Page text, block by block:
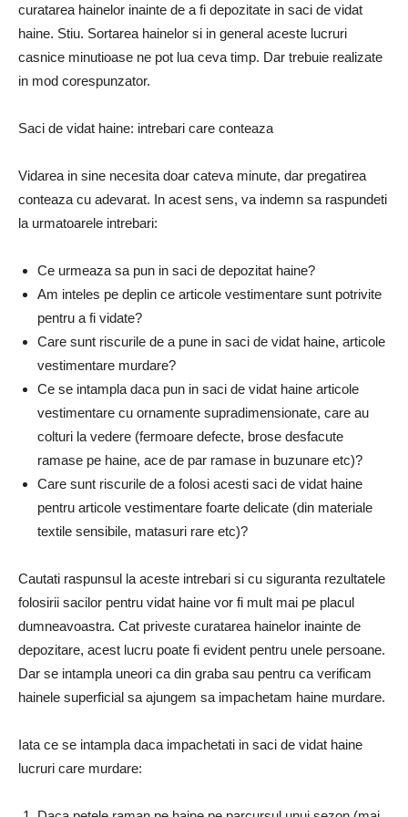
curatarea hainelor inainte de a fi depozitate in saci de vidat
haine. Stiu. Sortarea hainelor si in general aceste lucruri
casnice minutioase ne pot lua ceva timp. Dar trebuie realizate
in mod corespunzator.
Saci de vidat haine: intrebari care conteaza
Vidarea in sine necesita doar cateva minute, dar pregatirea
conteaza cu adevarat. In acest sens, va indemn sa raspundeti
la urmatoarele intrebari:
Ce urmeaza sa pun in saci de depozitat haine?
Am inteles pe deplin ce articole vestimentare sunt potrivite
pentru a fi vidate?
Care sunt riscurile de a pune in saci de vidat haine, articole
vestimentare murdare?
Ce se intampla daca pun in saci de vidat haine articole
vestimentare cu ornamente supradimensionate, care au
colturi la vedere (fermoare defecte, brose desfacute
ramase pe haine, ace de par ramase in buzunare etc)?
Care sunt riscurile de a folosi acesti saci de vidat haine
pentru articole vestimentare foarte delicate (din materiale
textile sensibile, matasuri rare etc)?
Cautati raspunsul la aceste intrebari si cu siguranta rezultatele
folosirii sacilor pentru vidat haine vor fi mult mai pe placul
dumneavoastra. Cat priveste curatarea hainelor inainte de
depozitare, acest lucru poate fi evident pentru unele persoane.
Dar se intampla uneori ca din graba sau pentru ca verificam
hainele superficial sa ajungem sa impachetam haine murdare.
Iata ce se intampla daca impachetati in saci de vidat haine
lucruri care murdare: